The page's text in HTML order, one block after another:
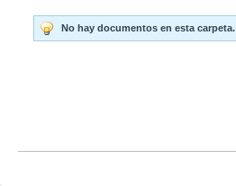
No hay documentos en esta carpeta.